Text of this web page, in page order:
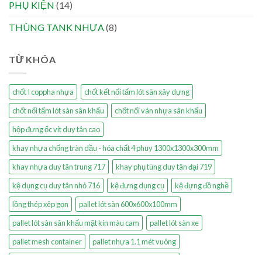
PHỤ KIỆN (14)
THÙNG TANK NHỰA (8)
TỪ KHÓA
chốt I coppha nhựa
chốt kết nối tấm lót sàn xây dựng
chốt nối tấm lót sàn sân khấu
chốt nối ván nhựa sân khấu
hộp đựng ốc vít duy tân cao
khay nhựa chống tràn dầu - hóa chất 4 phuy 1300x1300x300mm
khay nhựa duy tân trung 717
khay phụ tùng duy tân đại 719
kệ dụng cụ duy tân nhỏ 716
kệ đựng dụng cụ
kệ đựng đồ nghề
lồng thép xêp gọn
pallet lót sàn 600x600x100mm
pallet lót sàn sân khấu mặt kín màu cam
pallet lót sàn xe
pallet mesh container
pallet nhựa 1.1 mét vuông